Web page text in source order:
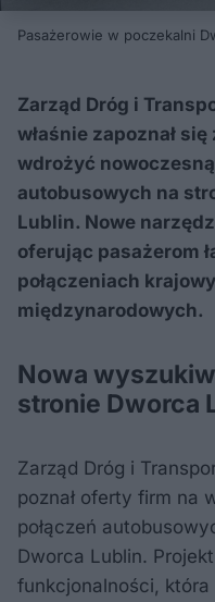
Pasażerowie w poczekalni
Zarząd Dróg i
właśnie zapoznał
wdrożyć
autobusowych na
Lublin. Nowe
oferując pasażerom
połączeniach
międzynarodowych.
Nowa
stronie Dworca
Zarząd Dróg i
poznał oferty firm na
połączeń
Dworca Lublin.
funkcjonalności,